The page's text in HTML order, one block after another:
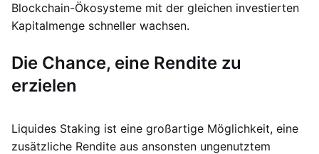
Blockchain-Ökosysteme mit der gleichen investierten
Kapitalmenge schneller wachsen.
Die Chance, eine Rendite zu
erzielen
Liquides Staking ist eine großartige Möglichkeit, eine
zusätzliche Rendite aus ansonsten ungenutztem